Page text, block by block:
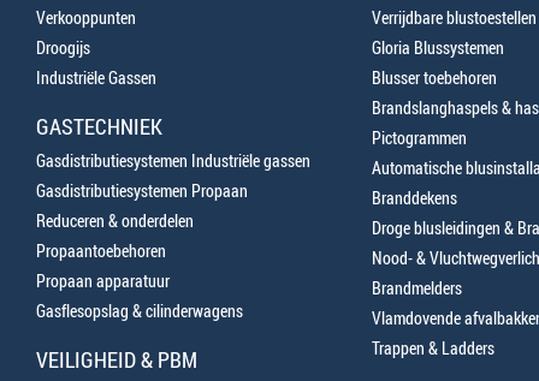
Verkooppunten
Droogijs
Industriële Gassen
GASTECHNIEK
Gasdistributiesystemen Industriële gassen
Gasdistributiesystemen Propaan
Reduceren & onderdelen
Propaantoebehoren
Propaan apparatuur
Gasflesopslag & cilinderwagens
VEILIGHEID & PBM
Verrijdbare blustoestellen
Gloria Blussystemen
Blusser toebehoren
Brandslanghaspels &
Pictogrammen
Automatische
Branddekens
Droge blusleidingen &
Nood- &
Brandmelders
Vlamdovende
Trappen & Ladders